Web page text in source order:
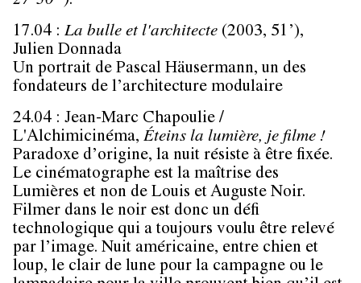
17.04 : La bulle et l'architecte (2003, 51’),
Julien Donnada
Un portrait de Pascal Häusermann, un des
fondateurs de l’architecture modulaire
24.04 : Jean-Marc Chapoulie /
L'Alchimicinéma, Éteins la lumière, je filme !
Paradoxe d’origine, la nuit résiste à être fixée.
Le cinématographe est la maîtrise des
Lumières et non de Louis et Auguste Noir.
Filmer dans le noir est donc un défi
technologique qui a toujours voulu être relevé
par l’image. Nuit américaine, entre chien et
loup, le clair de lune pour la campagne ou le